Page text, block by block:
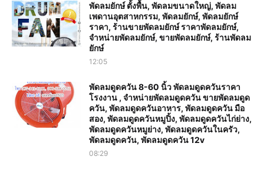
พัดลมยักษ์ ตั้งพื้น, พัดลมขนาดใหญ่, พัดลม
เพดานอุตสาหกรรม, พัดลมยักษ์, พัดลมยักษ์
ราคา, ร้านขายพัดลมยักษ์ ราคาพัดลมยักษ์,
จำหน่ายพัดลมยักษ์, ขายพัดลมยักษ์, ร้านพัดลม
ยักษ์
12:05
พัดลมดูดควัน 8-60 นิ้ว พัดลมดูดควันราคา
โรงงาน , จำหน่ายพัดลมดูดควัน ขายพัดลมดูด
ควัน, พัดลมดูดควันอาหาร, พัดลมดูดควัน มือ
สอง, พัดลมดูดควันหมูปิ้ง, พัดลมดูดควันไก่ย่าง,
พัดลมดูดควันหมูย่าง, พัดลมดูดควันในครัว,
พัดลมดูดควัน, พัดลมดูดควัน 12v
08:29